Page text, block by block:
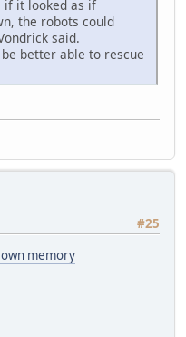
if it looked as if
the robots could
said.
better able to rescue
#25
memory